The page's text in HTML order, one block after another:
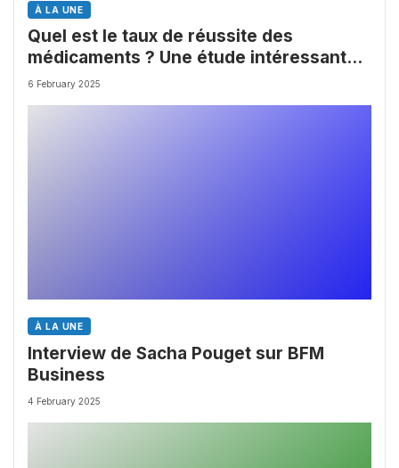
À LA UNE
Quel est le taux de réussite des
médicaments ? Une étude intéressante
chez les Big Pharmas
6 February 2025
À LA UNE
Interview de Sacha Pouget sur BFM
Business
4 February 2025